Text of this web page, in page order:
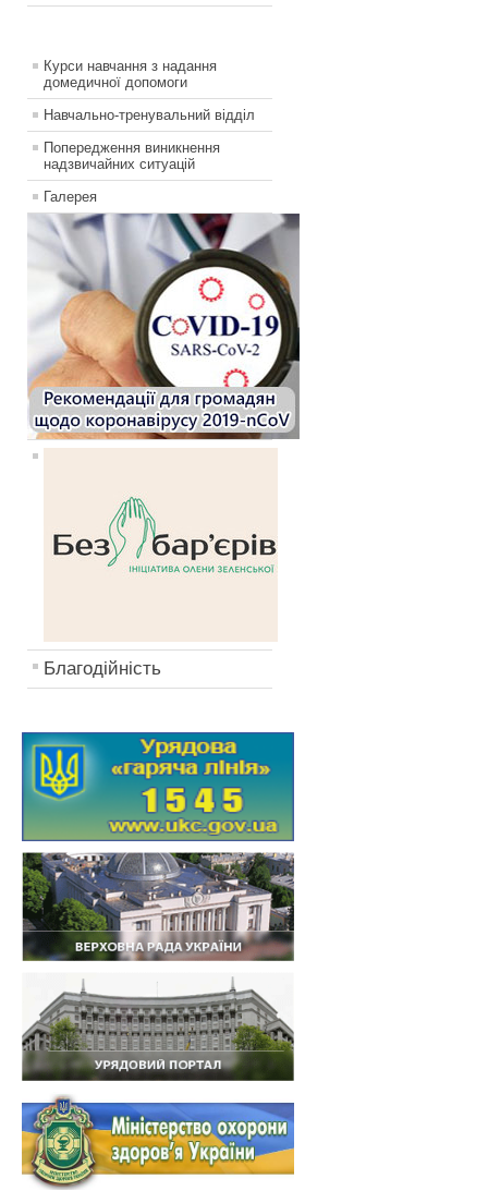
Курси навчання з надання
домедичної допомоги
Навчально-тренувальний відділ
Попередження виникнення
надзвичайних ситуацій
Галерея
Благодійність